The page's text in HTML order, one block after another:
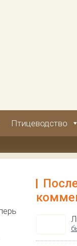
Птицеводство